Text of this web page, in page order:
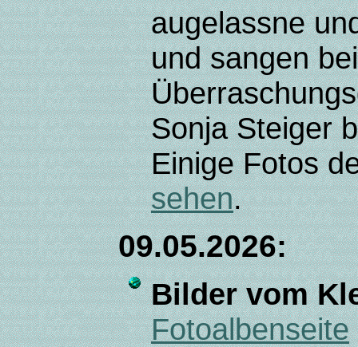
augelassne
und sangen
Sonja Steiger
Einige Fotos
sehen.
09.05.2026:
Bilder vom
Fotoalbenseite